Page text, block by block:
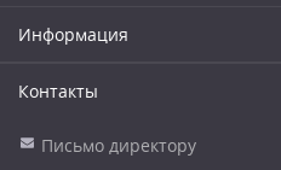
Информация
Контакты
Письмо директору